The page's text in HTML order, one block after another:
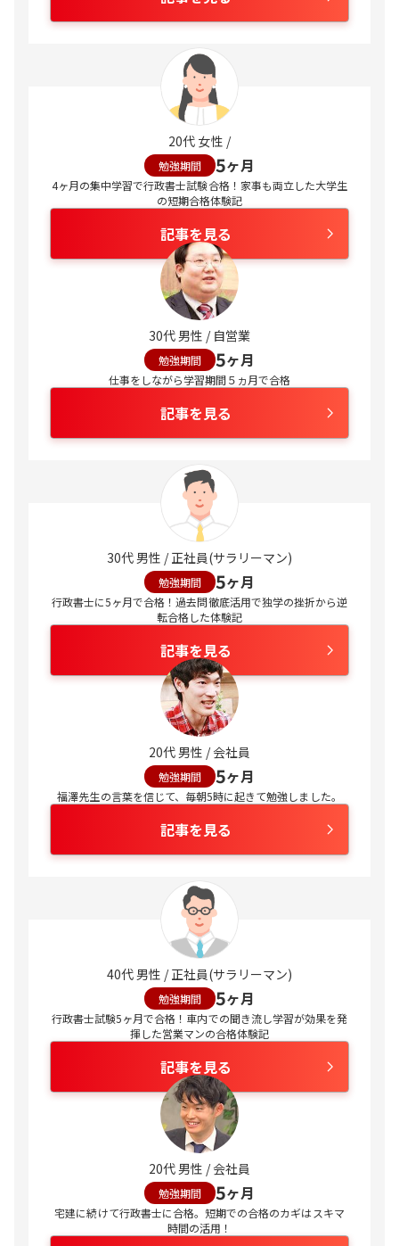
20代 女性 /
勉強期間 5ヶ月
4ヶ月の集中学習で行政書士試験合格！家事も両立した大学生
の短期合格体験記
記事を見る
30代 男性 / 自営業
勉強期間 5ヶ月
仕事をしながら学習期間５ヵ月で合格
記事を見る
30代 男性 / 正社員(サラリーマン)
勉強期間 5ヶ月
行政書士に5ヶ月で合格！過去問徹底活用で独学の挫折から逆
転合格した体験記
記事を見る
20代 男性 / 会社員
勉強期間 5ヶ月
福澤先生の言葉を信じて、毎朝5時に起きて勉強しました。
記事を見る
40代 男性 / 正社員(サラリーマン)
勉強期間 5ヶ月
行政書士試験5ヶ月で合格！車内での聞き流し学習が効果を発
揮した営業マンの合格体験記
記事を見る
20代 男性 / 会社員
勉強期間 5ヶ月
宅建に続けて行政書士に合格。短期での合格のカギはスキマ
時間の活用！